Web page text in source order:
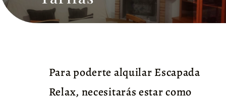
Para poderte alquilar Escapada
Relax, necesitarás estar como